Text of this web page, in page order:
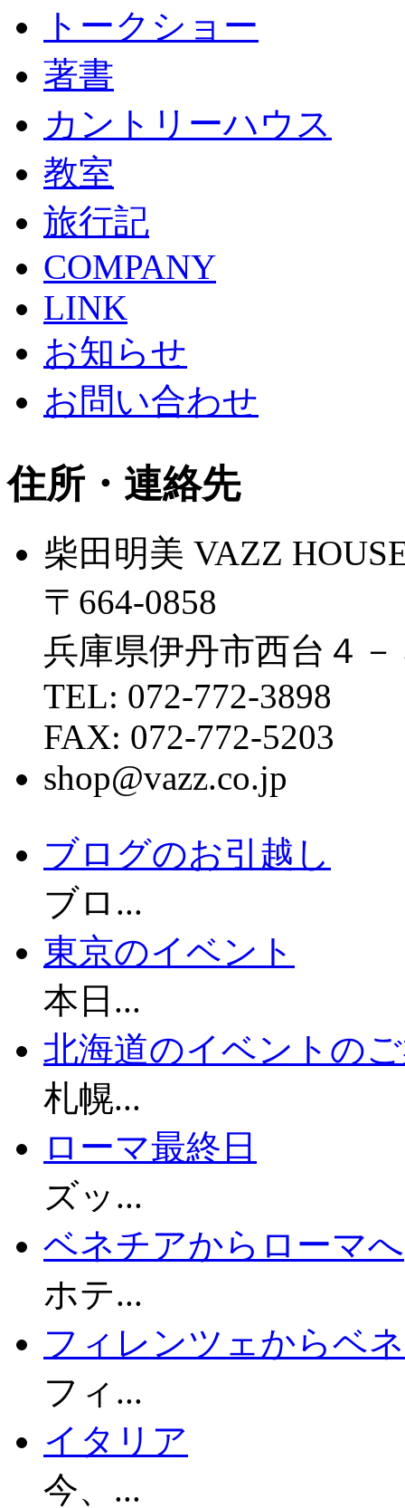
トークショー
著書
カントリーハウス
教室
旅行記
COMPANY
LINK
お知らせ
お問い合わせ
住所・連絡先
柴田明美 VAZZ
〒664-0858
兵庫県伊丹市西台４
TEL: 072-772-3898
FAX: 072-772-5203
shop@vazz.co.jp
ブログのお引越し
ブロ...
東京のイベント
本日...
北海道のイベントの
札幌...
ローマ最終日
ズッ...
ベネチアからローマへ
ホテ...
フィレンツェからベ
フィ...
イタリア
今、...